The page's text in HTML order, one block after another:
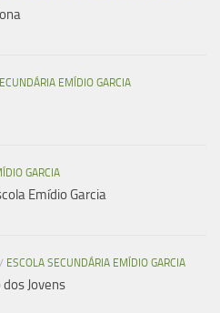
EMÍDIO GARCIA
GARCIA
Emídio Garcia
/ ESCOLA SECUNDÁRIA EMÍDIO GARCIA
Jovens